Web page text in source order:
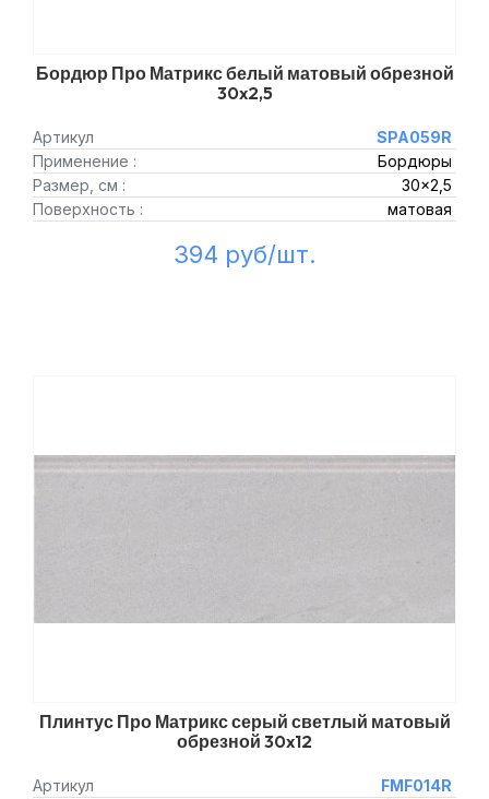
Бордюр Про Матрикс белый матовый обрезной
30x2,5
Артикул
SPA059R
Применение :
Бордюры
Размер, см :
30x2,5
Поверхность :
матовая
394 руб/шт.
Плинтус Про Матрикс серый светлый матовый
обрезной 30x12
Артикул
FMF014R